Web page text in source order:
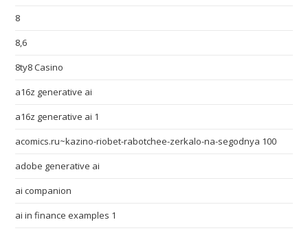
8
8,6
8ty8 Casino
a16z generative ai
a16z generative ai 1
acomics.ru~kazino-riobet-rabotchee-zerkalo-na-segodnya 100
adobe generative ai
ai companion
ai in finance examples 1